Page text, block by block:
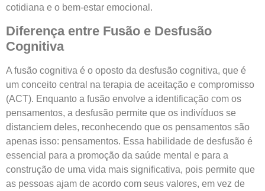
cotidiana e o bem-estar emocional.
Diferença entre Fusão e Desfusão
Cognitiva
A fusão cognitiva é o oposto da desfusão cognitiva, que é
um conceito central na terapia de aceitação e compromisso
(ACT). Enquanto a fusão envolve a identificação com os
pensamentos, a desfusão permite que os indivíduos se
distanciem deles, reconhecendo que os pensamentos são
apenas isso: pensamentos. Essa habilidade de desfusão é
essencial para a promoção da saúde mental e para a
construção de uma vida mais significativa, pois permite que
as pessoas ajam de acordo com seus valores, em vez de